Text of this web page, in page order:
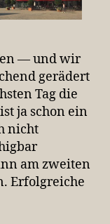
— und wir
gerädert
Tag die
ja schon ein
nicht
am zweiten
Erfolgreiche